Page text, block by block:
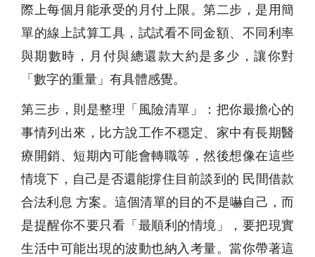
際上每個月能承受的月付上限。第二步，是用簡
單的線上試算工具，試試看不同金額、不同利率
與期數時，月付與總還款大約是多少，讓你對
「數字的重量」有具體感覺。
第三步，則是整理「風險清單」：把你最擔心的
事情列出來，比方說工作不穩定、家中有長期醫
療開銷、短期內可能會轉職等，然後想像在這些
情境下，自己是否還能撐住目前談到的 民間借款
合法利息 方案。這個清單的目的不是嚇自己，而
是提醒你不要只看「最順利的情境」，要把現實
生活中可能出現的波動也納入考量。當你帶著這